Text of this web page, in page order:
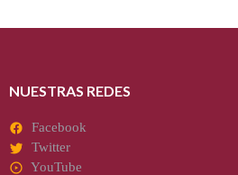
NUESTRAS REDES
Facebook
Twitter
YouTube